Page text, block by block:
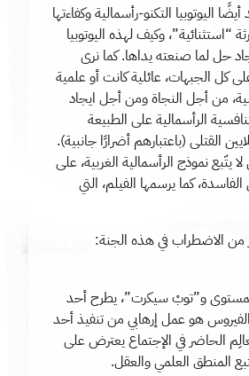
اليوتوبيا التكنو-رأسمالية وكفاءتها
“استثنائية”، وكيف لهذه اليوتوبيا
حل لما صنعته يداها. كما نرى
كل الجبهات، عائلية كانت أو علمية
من أجل النجاة ومن أجل ايجاد
الرأسمالية على الطبيعة
القتلى (باعتبارهم أضرارًا جانبية).
يتّبع نموذج الرأسمالية الغربية، على
كما يرسمها الفيلم، التي
من الاضطراب في هذه الجنة:
و”توبْ سيكرت”، يطرح أحد
هو عمل إرهابي من تنفيذ أحد
الحاضر في الإجتماع يعترض على
المنطق العلمي والعقل.